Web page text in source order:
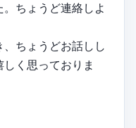
。ちょうど連絡しよ
、ちょうどお話しし
く思っておりま